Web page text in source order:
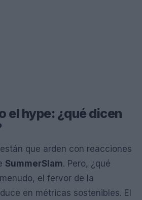
el hype: ¿qué dicen
que arden con reacciones
SummerSlam. Pero, ¿qué
el fervor de la
en métricas sostenibles. El